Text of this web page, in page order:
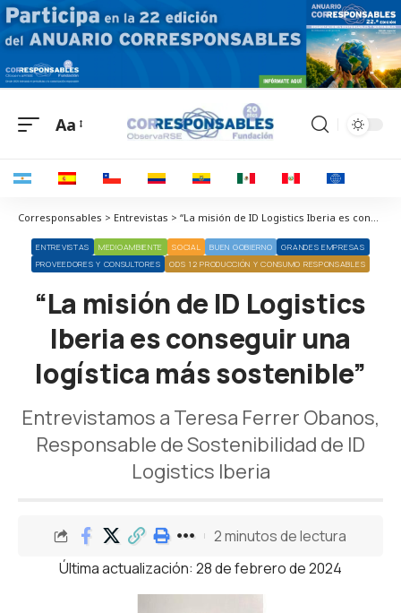
Aa
Corresponsables > Entrevistas > “La misión de ID Logistics Iberia es conseguir una logística más sostenible”
ENTREVISTAS MEDIOAMBIENTE SOCIAL BUEN GOBIERNO
GRANDES EMPRESAS
PROVEEDORES Y CONSULTORES
ODS 12 PRODUCCIÓN Y CONSUMO RESPONSABLES
“La misión de ID Logistics
Iberia es conseguir una
logística más sostenible”
Entrevistamos a Teresa Ferrer Obanos,
Responsable de Sostenibilidad de ID
Logistics Iberia
Última actualización: 28 de febrero de 2024
2 minutos de lectura